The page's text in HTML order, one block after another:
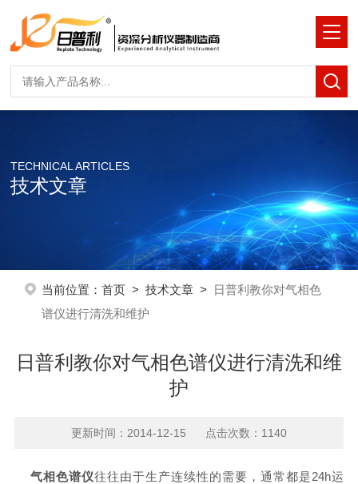
TECHNICAL ARTICLES
技术文章
当前位置： 首页> 技术文章>
日普利教你对气相色
谱仪进行清洗和维护
日普利教你对气相色谱仪进行清洗和维
护
更新时间：2014-12-15 点击次数：1140
气相色谱仪往往由于生产连续性的需要，通常都是24h运